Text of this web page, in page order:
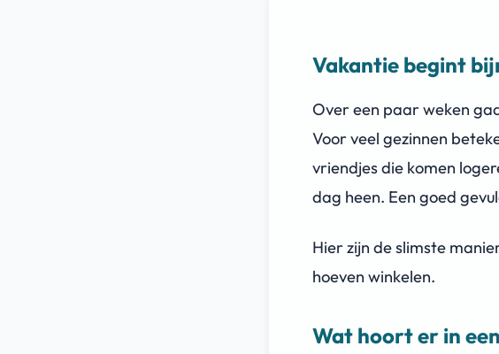
Vakantie begint
Over een paar weken
Voor veel gezinnen
vriendjes die komen
dag heen. Een goed
Hier zijn de slimste
hoeven winkelen.
Wat hoort er in